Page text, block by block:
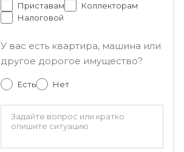
Приставам
Коллекторам
Налоговой
У вас есть квартира, машина или
другое дорогое имущество?
Есть Нет